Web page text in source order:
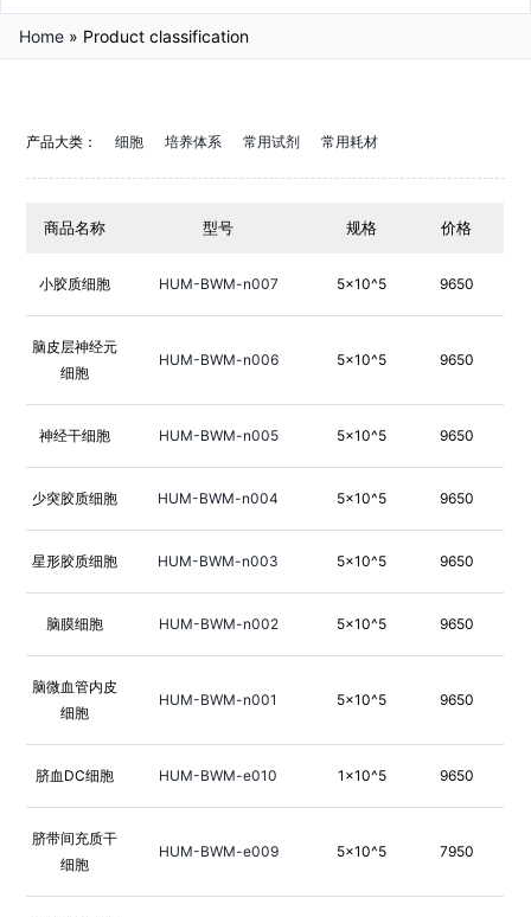
Home » Product classification
产品大类： 细胞 培养体系 常用试剂 常用耗材
商品名称 型号 规格 价格
小胶质细胞 HUM-BWM-n007 5×10^5 9650
脑皮层神经元
细胞
HUM-BWM-n006 5×10^5 9650
神经干细胞 HUM-BWM-n005 5×10^5 9650
少突胶质细胞 HUM-BWM-n004 5×10^5 9650
星形胶质细胞 HUM-BWM-n003 5×10^5 9650
脑膜细胞 HUM-BWM-n002 5×10^5 9650
脑微血管内皮
细胞
HUM-BWM-n001 5×10^5 9650
脐血DC细胞 HUM-BWM-e010 1×10^5 9650
脐带间充质干
细胞
HUM-BWM-e009 5×10^5 7950